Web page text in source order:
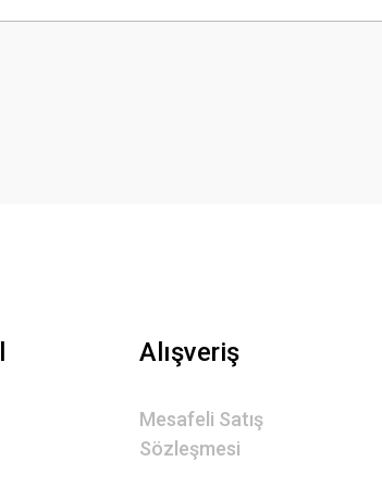
Alışveriş
Mesafeli Satış
Sözleşmesi